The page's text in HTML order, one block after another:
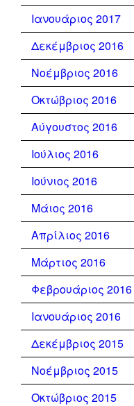
Ιανουάριος 2017
Δεκέμβριος 2016
Νοέμβριος 2016
Οκτώβριος 2016
Αύγουστος 2016
Ιούλιος 2016
Ιούνιος 2016
Μάιος 2016
Απρίλιος 2016
Μάρτιος 2016
Φεβρουάριος 2016
Ιανουάριος 2016
Δεκέμβριος 2015
Νοέμβριος 2015
Οκτώβριος 2015